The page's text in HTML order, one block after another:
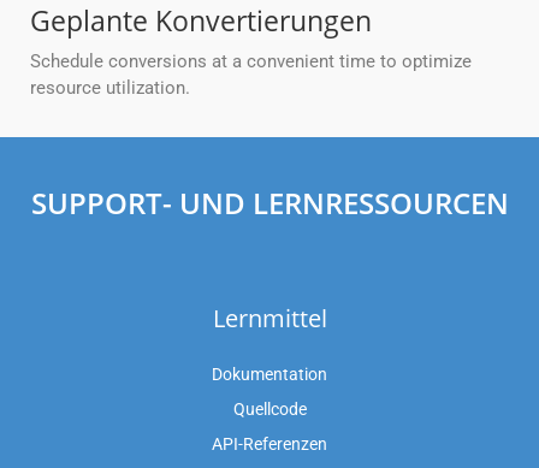
Geplante Konvertierungen
Schedule conversions at a convenient time to optimize
resource utilization.
SUPPORT- UND LERNRESSOURCEN
Lernmittel
Dokumentation
Quellcode
API-Referenzen